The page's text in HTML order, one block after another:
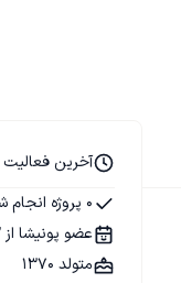
آخرین فعالیت 02 مرداد 1396
0 پروژه انجام شده
عضو پونیشا از 02 مرداد 1396
متولد 1370